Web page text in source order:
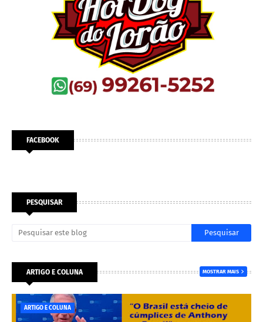
FACEBOOK
PESQUISAR
ARTIGO E COLUNA MOSTRAR MAIS
ARTIGO E COLUNA